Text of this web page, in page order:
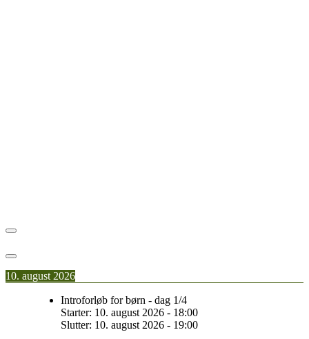
10. august 2026
Introforløb for børn - dag 1/4
Starter: 10. august 2026 - 18:00
Slutter: 10. august 2026 - 19:00